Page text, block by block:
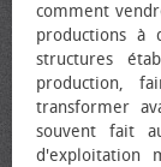
comment
productions à
structures
production,
transformer
souvent fait
d'exploitation